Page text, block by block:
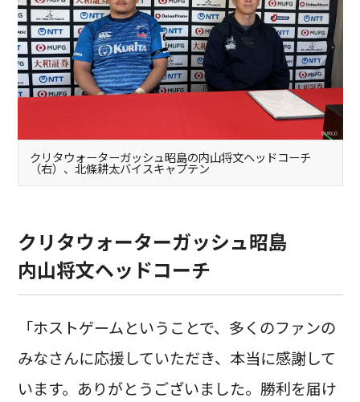
クリタウォーターガッシュ昭島の内山将文ヘッドコーチ
（右）、北條耕太バイスキャプテン
クリタウォーターガッシュ昭島
内山将文ヘッドコーチ
「ホストゲームということで、多くのファンの
みなさんに応援していただき、本当に感謝して
います。ありがとうございました。勝利を届け